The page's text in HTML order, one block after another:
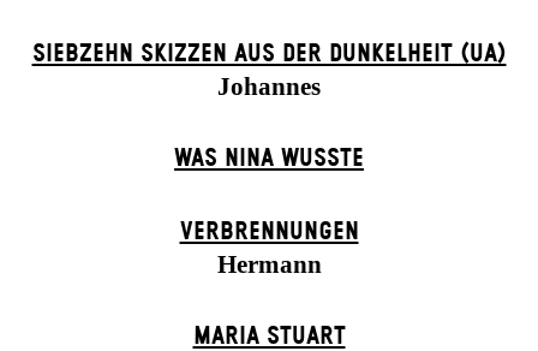
SIEBZEHN SKIZZEN AUS DER DUNKELHEIT (UA)
Johannes
WAS NINA WUSSTE
VERBRENNUNGEN
Hermann
MARIA STUART